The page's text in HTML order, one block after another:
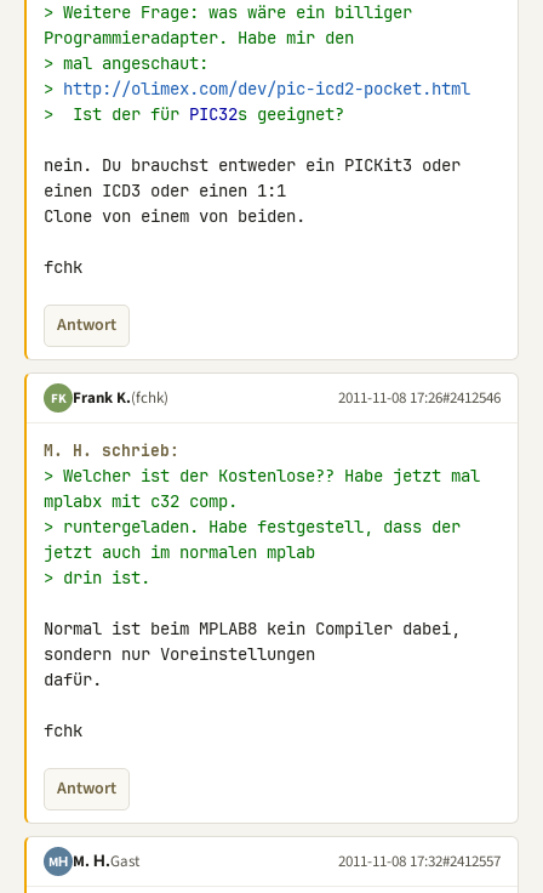
> Weitere Frage: was wäre ein billiger
Programmieradapter. Habe mir den
> mal angeschaut:
> http://olimex.com/dev/pic-icd2-pocket.html
>  Ist der für PIC32s geeignet?
nein. Du brauchst entweder ein PICKit3 oder
einen ICD3 oder einen 1:1
Clone von einem von beiden.
fchk
Antwort
FK Frank K.(fchk) 2011-11-08 17:26#2412546
M. H. schrieb:
> Welcher ist der Kostenlose?? Habe jetzt mal
mplabx mit c32 comp.
> runtergeladen. Habe festgestell, dass der
jetzt auch im normalen mplab
> drin ist.
Normal ist beim MPLAB8 kein Compiler dabei,
sondern nur Voreinstellungen
dafür.
fchk
Antwort
MН M. Н.Gast 2011-11-08 17:32#2412557